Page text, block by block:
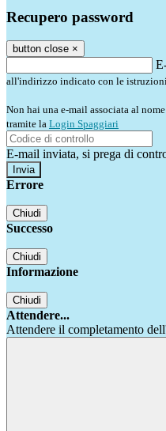
Recupero password
button close ×
all'indirizzo indicato con le istruzioni
Non hai una e-mail associata al
tramite la Login Spaggiari
E-mail inviata, si prega di
Errore
Chiudi
Successo
Chiudi
Informazione
Chiudi
Attendere...
Attendere il completamento